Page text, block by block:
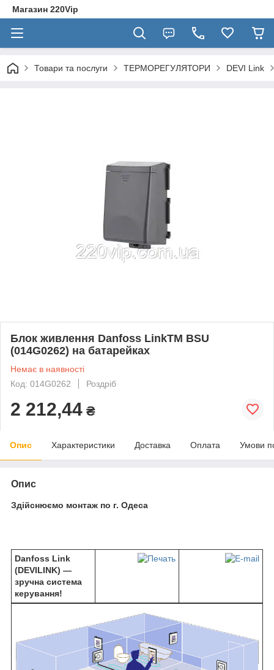
Магазин 220Vip
Товари та послуги ТЕРМОРЕГУЛЯТОРИ DEVI Link
Блок живлення Danfoss LinkTM BSU
(014G0262) на батарейках
Немає в наявності
Код: 014G0262
Роздріб
2 212,44 ₴
Опис Характеристики Доставка Оплата Умови
Опис
Здійснюємо монтаж по г. Одеса
Danfoss Link
(DEVILINK) —
зручна система
керування!